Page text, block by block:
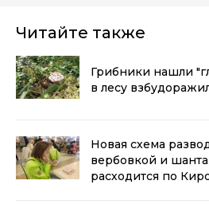
Читайте также
Грибники нашли
в лесу
Новая схема
вербовкой и
расходится по